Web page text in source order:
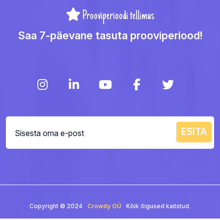
Prooviperioodi tellimus
Saa 7-päevane tasuta prooviperiood!
<
Copyright © 2024 Crowdy OÜ Kõik õigused kaitstud.